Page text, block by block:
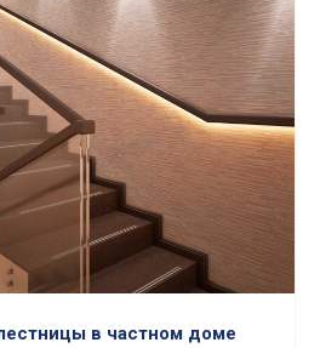
в частном доме